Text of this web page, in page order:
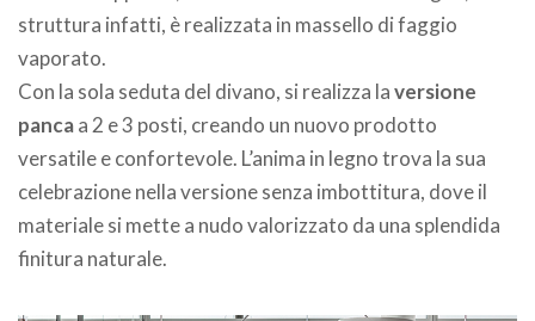
struttura infatti, è realizzata in massello di faggio
vaporato.
Con la sola seduta del divano, si realizza laversione
pancaa 2 e 3 posti, creando un nuovo prodotto
versatile e confortevole. L’anima in legno trova la sua
celebrazione nella versione senza imbottitura, dove il
materiale si mette a nudo valorizzato da una splendida
finitura naturale.